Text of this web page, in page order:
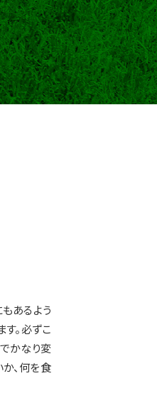
あるよう
。必ずこ
かなり変
、何を食